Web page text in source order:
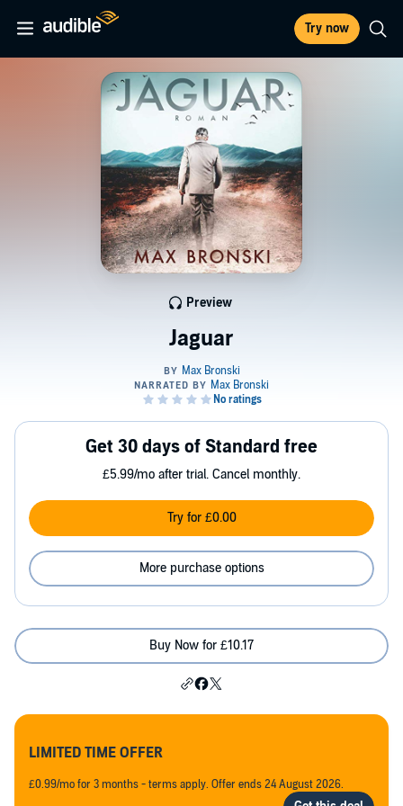
Try now
Jaguar
Preview
Get 30 days of Standard free
£5.99/mo after trial. Cancel monthly.
Try for £0.00
More purchase options
Buy Now for £10.17
LIMITED TIME OFFER
£0.99/mo for 3 months - terms apply. Offer ends 24 August 2026.